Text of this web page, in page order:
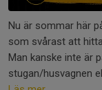
Nu är sommar här
som svårast att
Man kanske inte är
stugan/husvagnen